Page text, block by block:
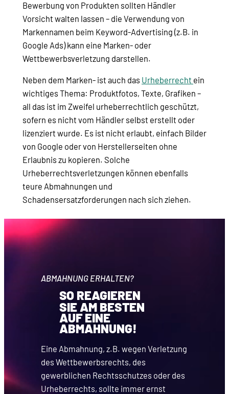
Bewerbung von Produkten sollten Händler
Vorsicht walten lassen – die Verwendung von
Markennamen beim Keyword-Advertising (z.B. in
Google Ads) kann eine Marken- oder
Wettbewerbsverletzung darstellen.
Neben dem Marken- ist auch das Urheberrecht ein
wichtiges Thema: Produktfotos, Texte, Grafiken –
all das ist im Zweifel urheberrechtlich geschützt,
sofern es nicht vom Händler selbst erstellt oder
lizenziert wurde. Es ist nicht erlaubt, einfach Bilder
von Google oder von Herstellerseiten ohne
Erlaubnis zu kopieren. Solche
Urheberrechtsverletzungen können ebenfalls
teure Abmahnungen und
Schadensersatzforderungen nach sich ziehen.
ABMAHNUNG ERHALTEN?
SO REAGIEREN
SIE AM BESTEN
AUF EINE
ABMAHNUNG!
Eine Abmahnung, z.B. wegen Verletzung
des Wettbewerbsrechts, des
gewerblichen Rechtsschutzes oder des
Urheberrechts, sollte immer ernst